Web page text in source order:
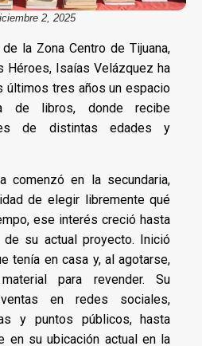
2, 2025
la Zona Centro de Tijuana,
Héroes, Isaías Velázquez ha
últimos tres años un espacio
de libros, donde recibe
de distintas edades y
comenzó en la secundaria,
de elegir libremente qué
ese interés creció hasta
su actual proyecto. Inició
tenía en casa y, al agotarse,
para revender. Su
en redes sociales,
y puntos públicos, hasta
en su ubicación actual en la